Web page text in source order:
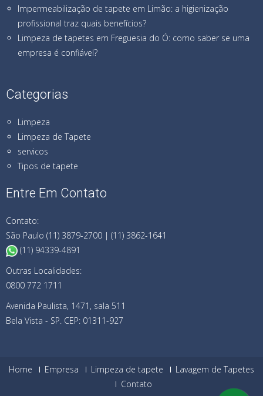
Impermeabilização de tapete em Limão: a higienização
profissional traz quais benefícios?
Limpeza de tapetes em Freguesia do Ó: como saber se uma
empresa é confiável?
Categorias
Limpeza
Limpeza de Tapete
servicos
Tipos de tapete
Entre Em Contato
Contato:
São Paulo (11) 3879-2700 | (11) 3862-1641
(11) 94339-4891
Outras Localidades:
0800 772 1711
Avenida Paulista, 1471, sala 511
Bela Vista - SP. CEP: 01311-927
Home Empresa Limpeza de tapete
Lavagem de Tapetes
Contato